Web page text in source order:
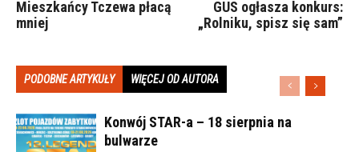
Mieszkańcy Tczewa płacą
mniej
GUS ogłasza konkurs:
„Rolniku, spisz się sam”
PODOBNE ARTYKUŁY WIĘCEJ OD AUTORA
Konwój STAR-a – 18 sierpnia na
bulwarze